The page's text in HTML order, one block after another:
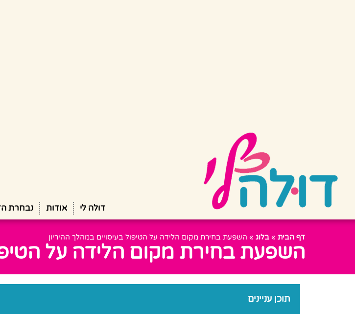
דולה לי אודות נבחרת
דף הבית » בלוג » השפעת בחירת מקום הלידה על הטיפול בעיסויים במהלך ההיריון
השפעת בחירת מקום הלידה על
תוכן עניינים